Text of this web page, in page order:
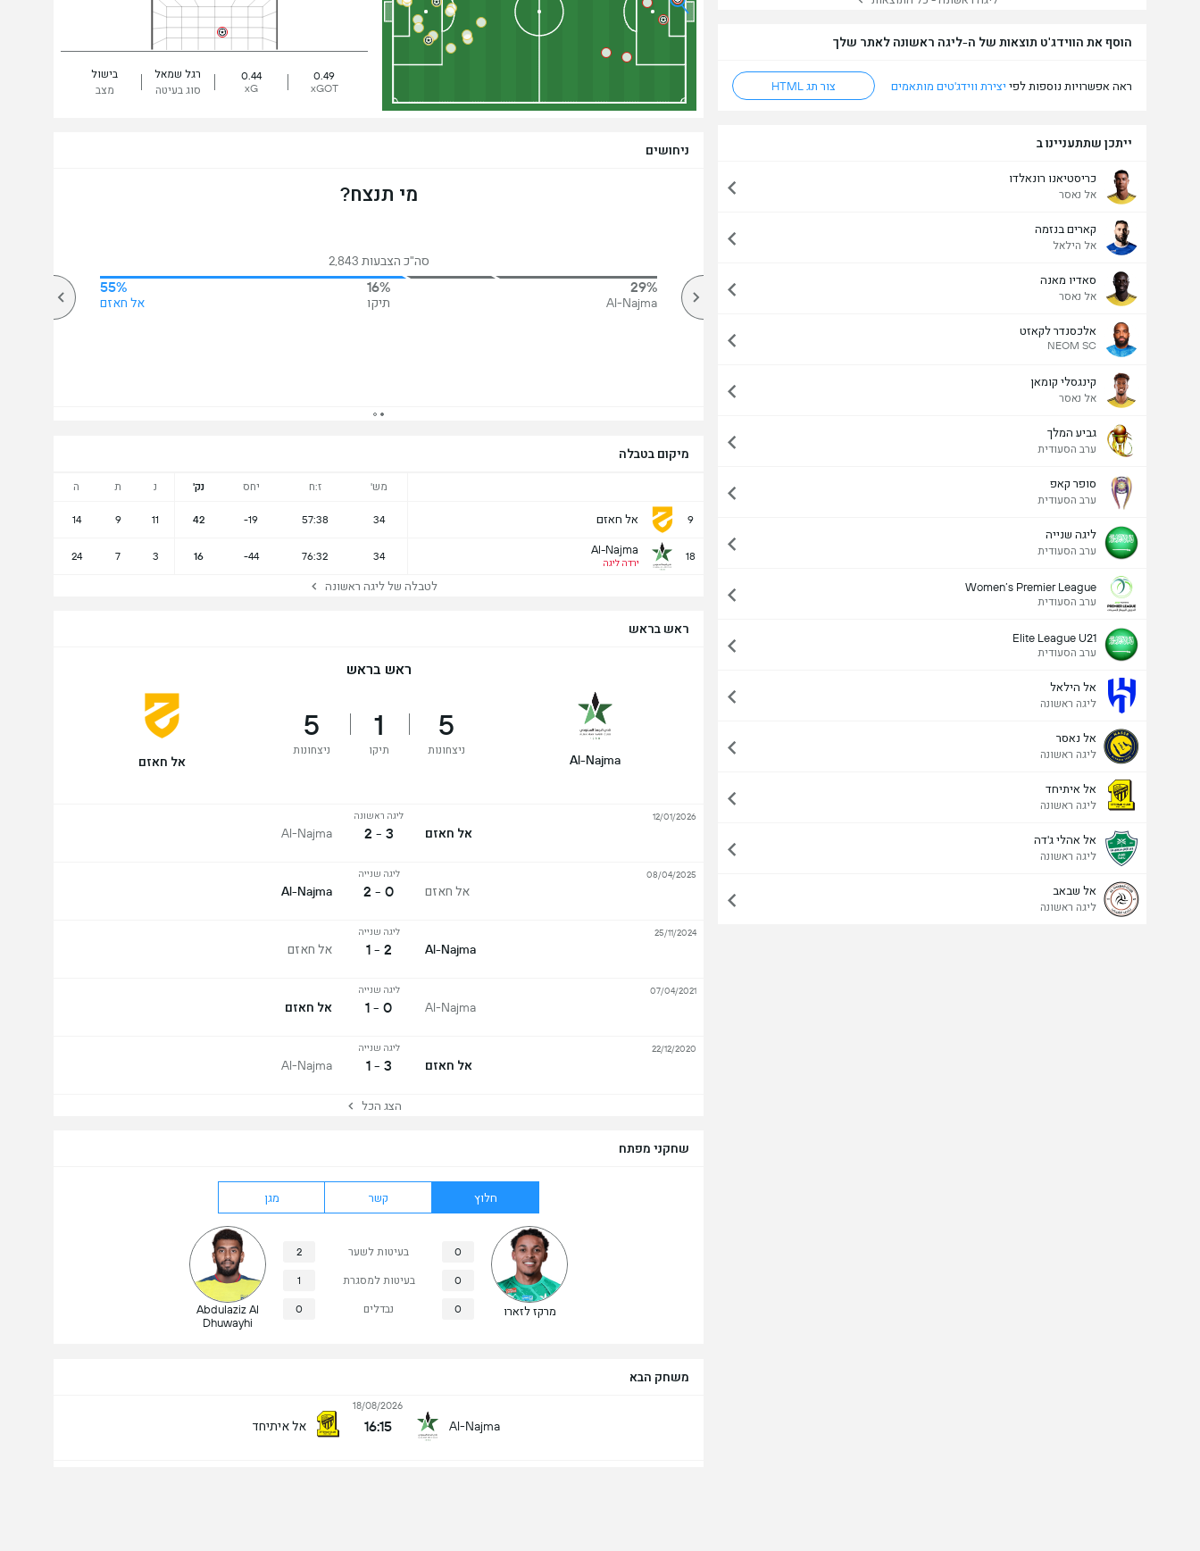
הוסף את הווידג'ט תוצאות של ה-ליגה ראשונה לאתר שלך
ראה אפשרויות נוספות לפי יצירת ווידג'טים מותאמים צור תג HTML
ייתכן שתתעניינו ב
כריסטיאנו רונאלדו
אל נאסר
קארים בנזמה
אל הילאל
סאדיו מאנה
אל נאסר
אלכסנדר לקאזט
NEOM SC
קינגסלי קומאן
אל נאסר
גביע המלך
ערב הסעודית
סופר קאפ
ערב הסעודית
ליגה שנייה
ערב הסעודית
Women’s Premier League
ערב הסעודית
Elite League U21
ערב הסעודית
אל הילאל
ליגה ראשונה
אל נאסר
ליגה ראשונה
אל איתיחד
ליגה ראשונה
אל אהלי ג'דה
ליגה ראשונה
אל שבאב
ליגה ראשונה
משחק הבא
Al-Najma
18/08/2026
16:15 אל איתיחד
שחקני מפתח
חלוץ קשר מגן
מרקז לזארו
0 בעיטות לשער 2
0 בעיטות למסגרת 1
0 נבדלים 0
Abdulaziz Al
Dhuwayhi
בישול
מצב
רגל שמאל
סוג בעיטה
0.44
xG
0.49
xGOT
מיקום בטבלה
מש' ז:ח יחס נק' נ ת ה
9 אל חאזם 34
57:38
-19
42
11
9
14
18
Al-Najma
ירדה ליגה
34
76:32
-44
16
3
7
24
לטבלה של ליגה ראשונה
ניחושים
מי תנצח?
סה"כ הצבעות 2,843
29%
Al-Najma
16%
תיקו
55%
אל חאזם
מעל/מתחת שערים - 90 דק' (2.5)
ראש בראש
ראש בראש
Al-Najma
5
ניצחונות
1
תיקו
5
ניצחונות
אל חאזם
אל חאזם
ליגה ראשונה
3 - 2
Al-Najma
12/01/2026
אל חאזם
ליגה שנייה
0 - 2
Al-Najma
08/04/2025
Al-Najma
ליגה שנייה
2 - 1 אל חאזם
25/11/2024
Al-Najma
ליגה שנייה
0 - 1 אל חאזם
07/04/2021
אל חאזם
ליגה שנייה
3 - 1
Al-Najma
22/12/2020
הצג הכל